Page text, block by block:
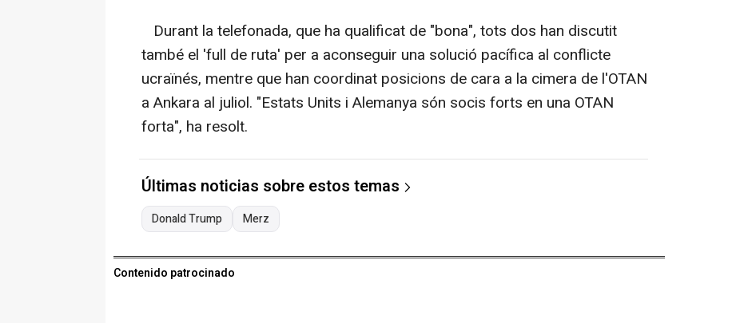
Durant la telefonada, que ha qualificat de "bona", tots dos han discutit
també el 'full de ruta' per a aconseguir una solució pacífica al conflicte
ucraïnés, mentre que han coordinat posicions de cara a la cimera de l'OTAN
a Ankara al juliol. "Estats Units i Alemanya són socis forts en una OTAN
forta", ha resolt.
Últimas noticias sobre estos temas
Donald Trump Merz
Contenido patrocinado